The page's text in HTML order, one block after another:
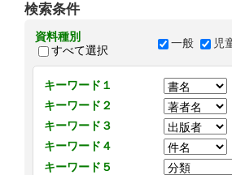
検索条件
資料種別
すべて選択
一般 児
キーワード１
キーワード２
キーワード３
キーワード４
キーワード５